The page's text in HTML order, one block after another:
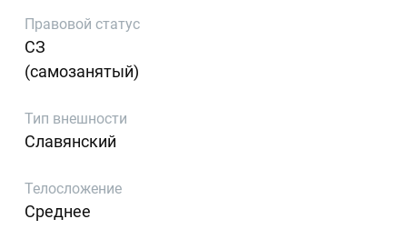
Правовой статус
СЗ
(самозанятый)
Тип внешности
Славянский
Телосложение
Среднее